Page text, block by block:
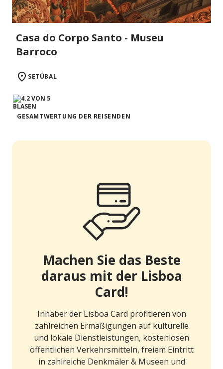
Casa do Corpo Santo - Museu
Barroco
SETÚBAL
GESAMTWERTUNG DER REISENDEN
Machen Sie das Beste
daraus mit der Lisboa
Card!
Inhaber der Lisboa Card profitieren von
zahlreichen Ermäßigungen auf kulturelle
und lokale Dienstleistungen, kostenlosen
öffentlichen Verkehrsmitteln, freiem Eintritt
in zahlreiche Denkmäler & Museen und